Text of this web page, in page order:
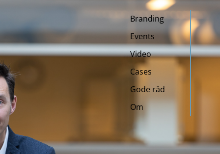
Branding
Events
Video
Cases
Gode råd
Om